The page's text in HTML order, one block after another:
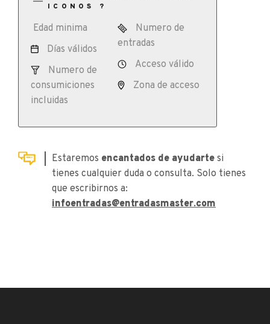
ICONOS ?
Edad minima
Días válidos
Numero de
consumiciones
incluidas
Numero de
entradas
Acceso válido
Zona de acceso
Estaremos encantados de ayudarte si
tienes cualquier duda o consulta. Solo tienes
que escribirnos a:
infoentradas@entradasmaster.com